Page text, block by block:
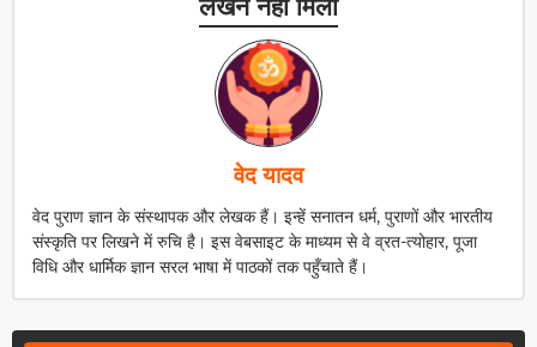
लेखन नहीं मिला
वेद यादव
वेद पुराण ज्ञान के संस्थापक और लेखक हैं। इन्हें सनातन धर्म, पुराणों और भारतीय
संस्कृति पर लिखने में रुचि है। इस वेबसाइट के माध्यम से वे व्रत-त्योहार, पूजा
विधि और धार्मिक ज्ञान सरल भाषा में पाठकों तक पहुँचाते हैं।